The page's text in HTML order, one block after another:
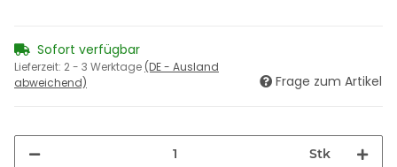
Sofort verfügbar
Lieferzeit: 2 - 3 Werktage (DE - Ausland
abweichend)
Frage zum Artikel
Stk